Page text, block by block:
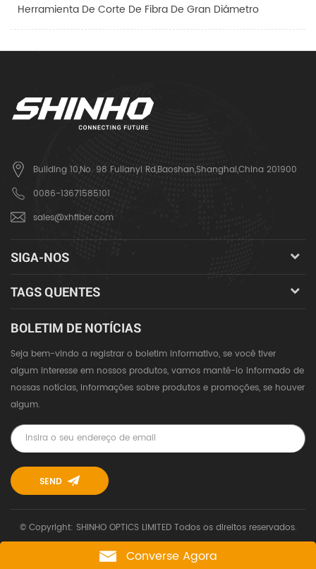
Herramienta De Corte De Fibra De Gran Diámetro
Building 10,No. 98 Fulianyi Rd,Baoshan,Shanghai,China 201900
0086-13671585101
sales@xhfiber.com
SIGA-NOS
TAGS QUENTES
BOLETIM DE NOTÍCIAS
Seja bem-vindo a registrar o boletim informativo, se você tiver
algum interesse em nossos produtos, vamos mantê-lo informado de
nossas notícias, informações sobre produtos e promoções, se houver
algum.
© Copyright: SHINHO OPTICS LIMITED Todos os direitos reservados.
Converse Agora